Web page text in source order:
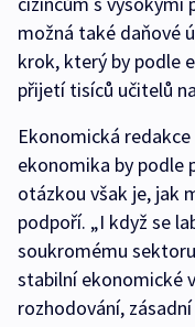
možná také daňové
krok, který by podle
přijetí tisíců učitelů
Ekonomická
ekonomika by podle
otázkou však je, jak
podpoří. „I když se
soukromému
stabilní ekonomické
rozhodování,